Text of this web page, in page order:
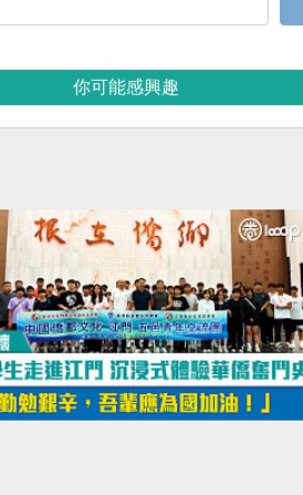
你可能感興趣